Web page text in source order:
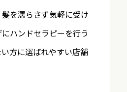
を濡らさず気軽に受け
ハンドセラピーを行う
方に選ばれやすい店舗